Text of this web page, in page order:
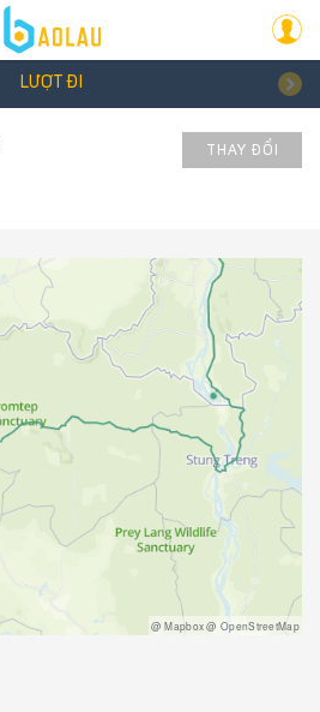
LƯỢT ĐI
THAY ĐỔI
@ Mapbox @ OpenStreetMap